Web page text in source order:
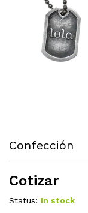
Confección
Cotizar
Status: In stock